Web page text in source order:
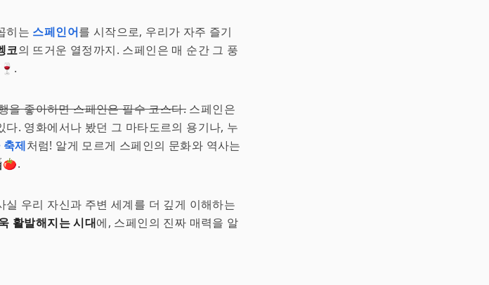
히는 스페인어를 시작으로, 우리가 자주 즐기
코의 뜨거운 열정까지. 스페인은 매 순간 그 풍
을 좋아하면 스페인은 필수 코스다. 스페인은
. 영화에서나 봤던 그 마타도르의 용기나, 누
제처럼! 알게 모르게 스페인의 문화와 역사는
우리 자신과 주변 세계를 더 깊게 이해하는
활발해지는 시대에, 스페인의 진짜 매력을 알